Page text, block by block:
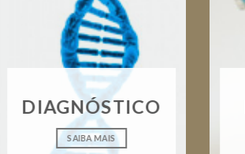
DIAGNÓSTICO
SAIBA MAIS